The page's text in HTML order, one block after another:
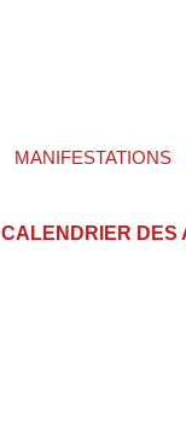
MANIFESTATIONS
CALENDRIER DES